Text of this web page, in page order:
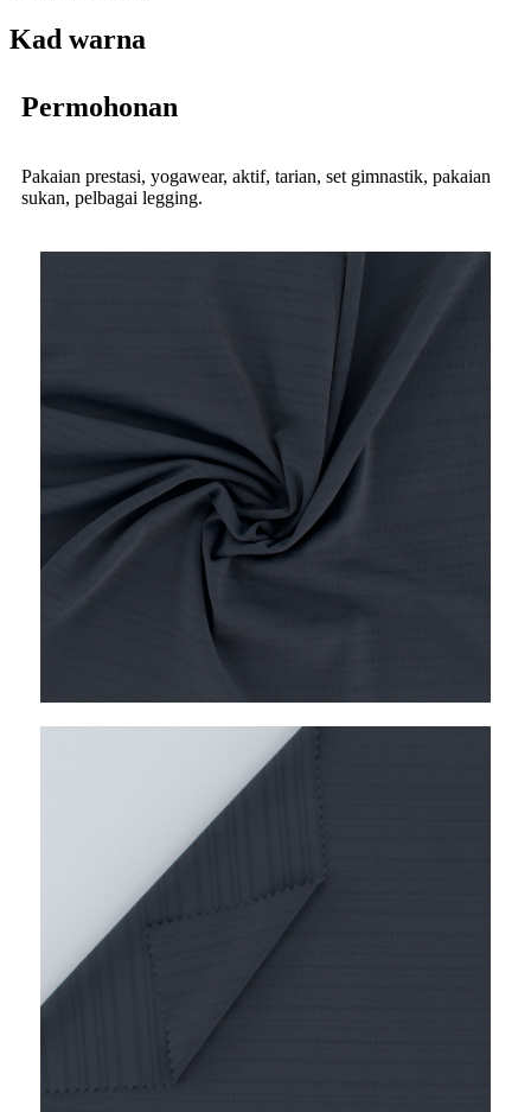
Kad warna
Permohonan
Pakaian prestasi, yogawear, aktif, tarian, set gimnastik, pakaian
sukan, pelbagai legging.